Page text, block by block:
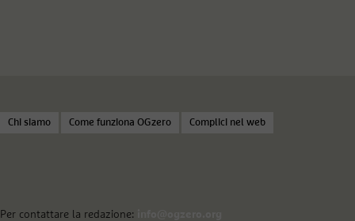
Chi siamo Come funziona OGzero Complici nel web
Per contattare la redazione: